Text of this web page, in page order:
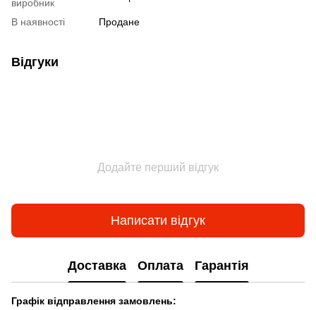
виробник
В наявності Продане
Відгуки
Додайте перший відгук
Написати відгук
Доставка Оплата Гарантія
Графік відправлення замовлень: